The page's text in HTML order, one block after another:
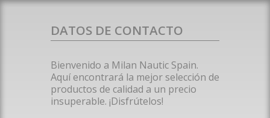
DATOS DE CONTACTO
Bienvenido a Milan Nautic Spain.
Aquí encontrará la mejor selección de
productos de calidad a un precio
insuperable. ¡Disfrútelos!